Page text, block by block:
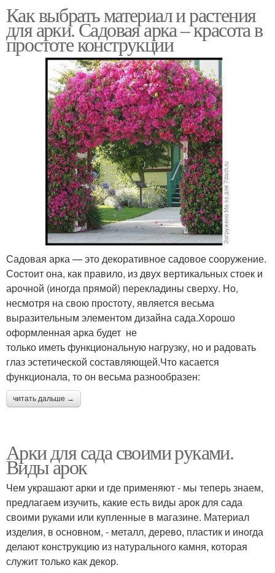
Как выбрать материал и растения
для арки. Садовая арка – красота в
простоте конструкции
Садовая арка — это декоративное садовое сооружение.
Состоит она, как правило, из двух вертикальных стоек и
арочной (иногда прямой) перекладины сверху. Но,
несмотря на свою простоту, является весьма
выразительным элементом дизайна сада.Хорошо
оформленная арка будет не
только иметь функциональную нагрузку, но и радовать
глаз эстетической составляющей.Что касается
функционала, то он весьма разнообразен:
читать дальше →
Арки для сада своими руками.
Виды арок
Чем украшают арки и где применяют - мы теперь знаем,
предлагаем изучить, какие есть виды арок для сада
своими руками или купленные в магазине. Материал
изделия, в основном, - металл, дерево, пластик и иногда
делают конструкцию из натурального камня, которая
служит только как декор.